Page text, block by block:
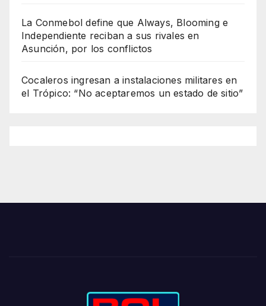
La Conmebol define que Always, Blooming e
Independiente reciban a sus rivales en
Asunción, por los conflictos
Cocaleros ingresan a instalaciones militares en
el Trópico: “No aceptaremos un estado de sitio”